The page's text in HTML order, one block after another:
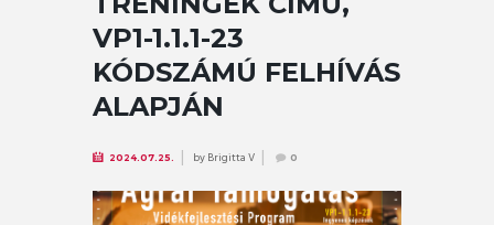
VP1-1.1.1-23
KÓDSZÁMÚ FELHÍVÁS
ALAPJÁN
2024.07.25. byBrigitta V 0